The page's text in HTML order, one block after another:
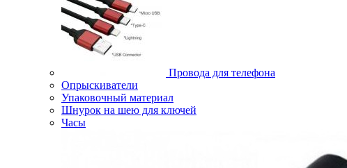
Провода для телефона
Опрыскиватели
Упаковочный материал
Шнурок на шею для ключей
Часы